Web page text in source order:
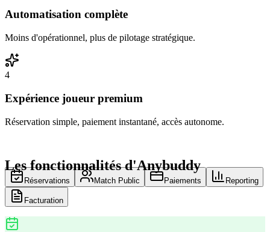
Automatisation complète
Moins d'opérationnel, plus de pilotage stratégique.
4
Expérience joueur premium
Réservation simple, paiement instantané, accès autonome.
Les fonctionnalités d'Anybuddy
Réservations Match Public Paiements Reporting
Facturation